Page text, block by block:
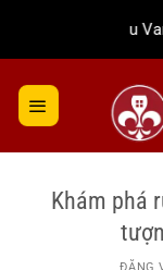
dung
Rượu
Khám phá
ĐĂNG